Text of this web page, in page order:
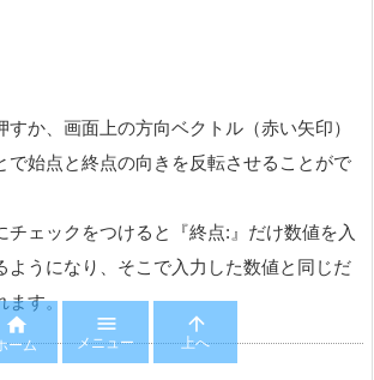
の角度を決めます。
リックすると数値が自動で90と入力されま

ーム

メニュー

上へ